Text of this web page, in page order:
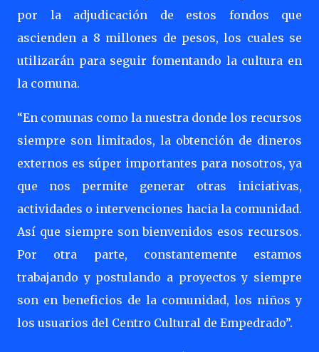
por la adjudicación de estos fondos que
ascienden a 8 millones de pesos, los cuales se
utilizarán para seguir fomentando la cultura en
la comuna.
“En comunas como la nuestra donde los recursos
siempre son limitados, la obtención de dineros
externos es súper importantes para nosotros, ya
que nos permite generar otras iniciativas,
actividades o intervenciones hacia la comunidad.
Así que siempre son bienvenidos esos recursos.
Por otra parte, constantemente estamos
trabajando y postulando a proyectos y siempre
son en beneficios de la comunidad, los niños y
los usuarios del Centro Cultural de Empedrado”.